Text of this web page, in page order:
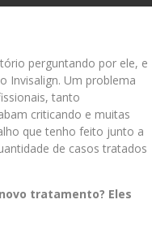
perguntando por ele, e
Invisalign. Um problema
tanto
criticando e muitas
que tenho feito junto a
de casos tratados
tratamento? Eles